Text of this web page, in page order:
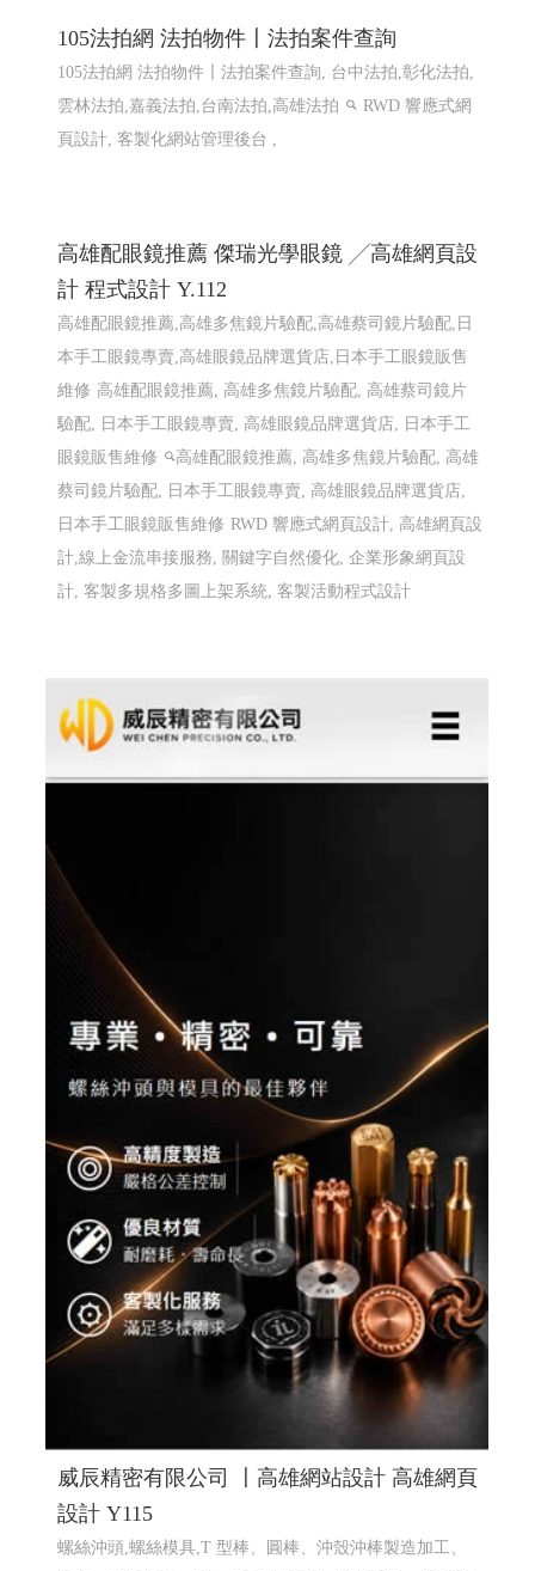
105法拍網 法拍物件〡法拍案件查詢
105法拍網 法拍物件〡法拍案件查詢, 台中法拍,彰化法拍,
雲林法拍,嘉義法拍,台南法拍,高雄法拍
RWD 響應式網
頁設計, 客製化網站管理後台 ,
高雄配眼鏡推薦 傑瑞光學眼鏡 ╱高雄網頁設
計 程式設計 Y.112
高雄配眼鏡推薦,高雄多焦鏡片驗配,高雄蔡司鏡片驗配,日
本手工眼鏡專賣,高雄眼鏡品牌選貨店,日本手工眼鏡販售
維修 高雄配眼鏡推薦, 高雄多焦鏡片驗配, 高雄蔡司鏡片
驗配, 日本手工眼鏡專賣, 高雄眼鏡品牌選貨店, 日本手工
眼鏡販售維修
高雄配眼鏡推薦, 高雄多焦鏡片驗配, 高雄
蔡司鏡片驗配, 日本手工眼鏡專賣, 高雄眼鏡品牌選貨店,
日本手工眼鏡販售維修 RWD 響應式網頁設計, 高雄網頁設
計,線上金流串接服務, 關鍵字自然優化, 企業形象網頁設
計, 客製多規格多圖上架系統, 客製活動程式設計
威辰精密有限公司 〡高雄網站設計 高雄網頁
設計 Y115
螺絲沖頭,螺絲模具,T 型棒、圓棒、沖殼沖棒製造加工、